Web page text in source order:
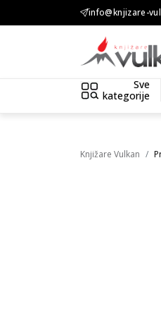
info@knjizare-
KOLIČINSKI POPUST :::
Sve
kategorije
Knjižare Vulkan